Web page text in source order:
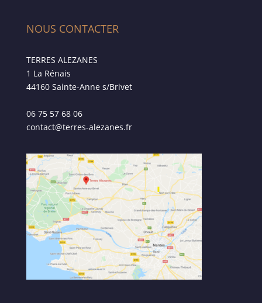
NOUS CONTACTER
TERRES ALEZANES
1 La Rénais
44160 Sainte-Anne s/Brivet
06 75 57 68 06
contact@terres-alezanes.fr